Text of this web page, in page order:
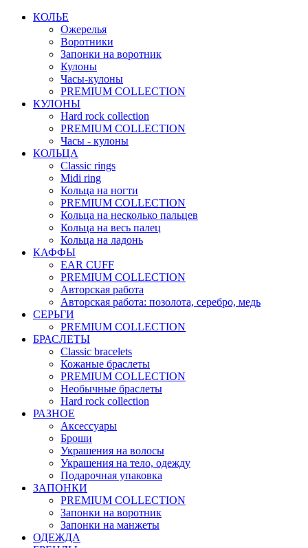
КОЛЬЕ
Ожерелья
Воротники
Запонки на воротник
Кулоны
Часы-кулоны
PREMIUM COLLECTION
КУЛОНЫ
Hard rock collection
PREMIUM COLLECTION
Часы - кулоны
КОЛЬЦА
Classic rings
Midi ring
Кольца на ногти
PREMIUM COLLECTION
Кольца на несколько пальцев
Кольца на весь палец
Кольца на ладонь
КАФФЫ
EAR CUFF
PREMIUM COLLECTION
Авторская работа
Авторская работа: позолота, серебро, медь
СЕРЬГИ
PREMIUM COLLECTION
БРАСЛЕТЫ
Classic bracelets
Кожаные браслеты
PREMIUM COLLECTION
Необычные браслеты
Hard rock collection
РАЗНОЕ
Аксессуары
Броши
Украшения на волосы
Украшения на тело, одежду
Подарочная упаковка
ЗАПОНКИ
PREMIUM COLLECTION
Запонки на воротник
Запонки на манжеты
ОДЕЖДА